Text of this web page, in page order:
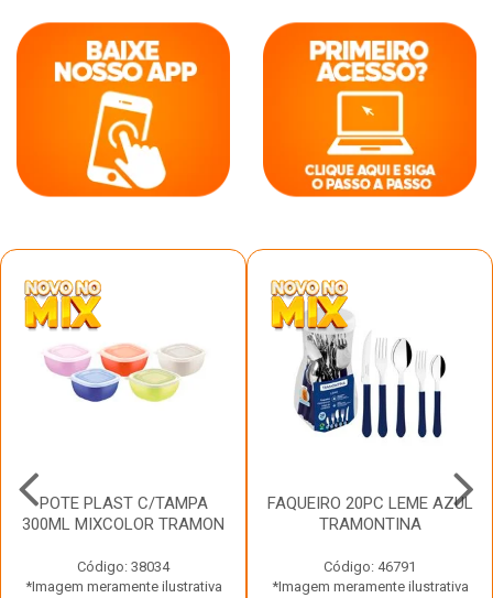
POTE PLAST C/TAMPA
300ML MIXCOLOR TRAMON
Código: 38034
*Imagem meramente ilustrativa
FAQUEIRO 20PC LEME AZUL
TRAMONTINA
Código: 46791
*Imagem meramente ilustrativa